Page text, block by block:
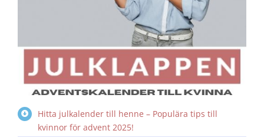
Hitta julkalender till henne – Populära tips till
kvinnor för advent 2025!